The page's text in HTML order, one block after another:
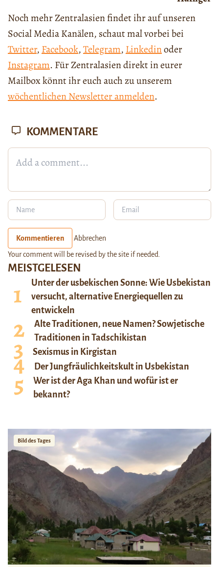
Noch mehr Zentralasien findet ihr auf unseren
Social Media Kanälen, schaut mal vorbei bei
Twitter, Facebook,Telegram, Linkedinoder
Instagram. Für Zentralasien direkt in eurer
Mailbox könnt ihr euch auch zu unserem
wöchentlichen Newsletter anmelden.
MEISTGELESEN
Unter der usbekischen Sonne: Wie Usbekistan
versucht, alternative Energiequellen zu
entwickeln
Alte Traditionen, neue Namen? Sowjetische
Traditionen in Tadschikistan
Sexismus in Kirgistan
Der Jungfräulichkeitskult in Usbekistan
Wer ist der Aga Khan und wofür ist er
bekannt?
Bild des Tages
KOMMENTARE
Kommentieren Abbrechen
Your comment will be revised by the site if needed.